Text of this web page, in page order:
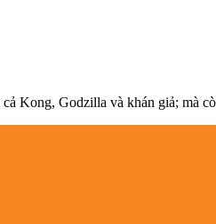
Kong, Godzilla và khán giả; mà